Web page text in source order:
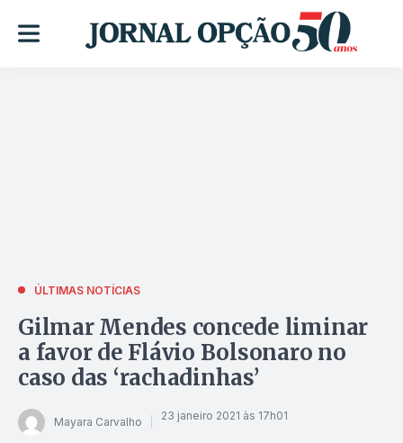
ÚLTIMAS NOTÍCIAS
Gilmar Mendes concede liminar
a favor de Flávio Bolsonaro no
caso das ‘rachadinhas’
Mayara Carvalho 23 janeiro 2021 às 17h01